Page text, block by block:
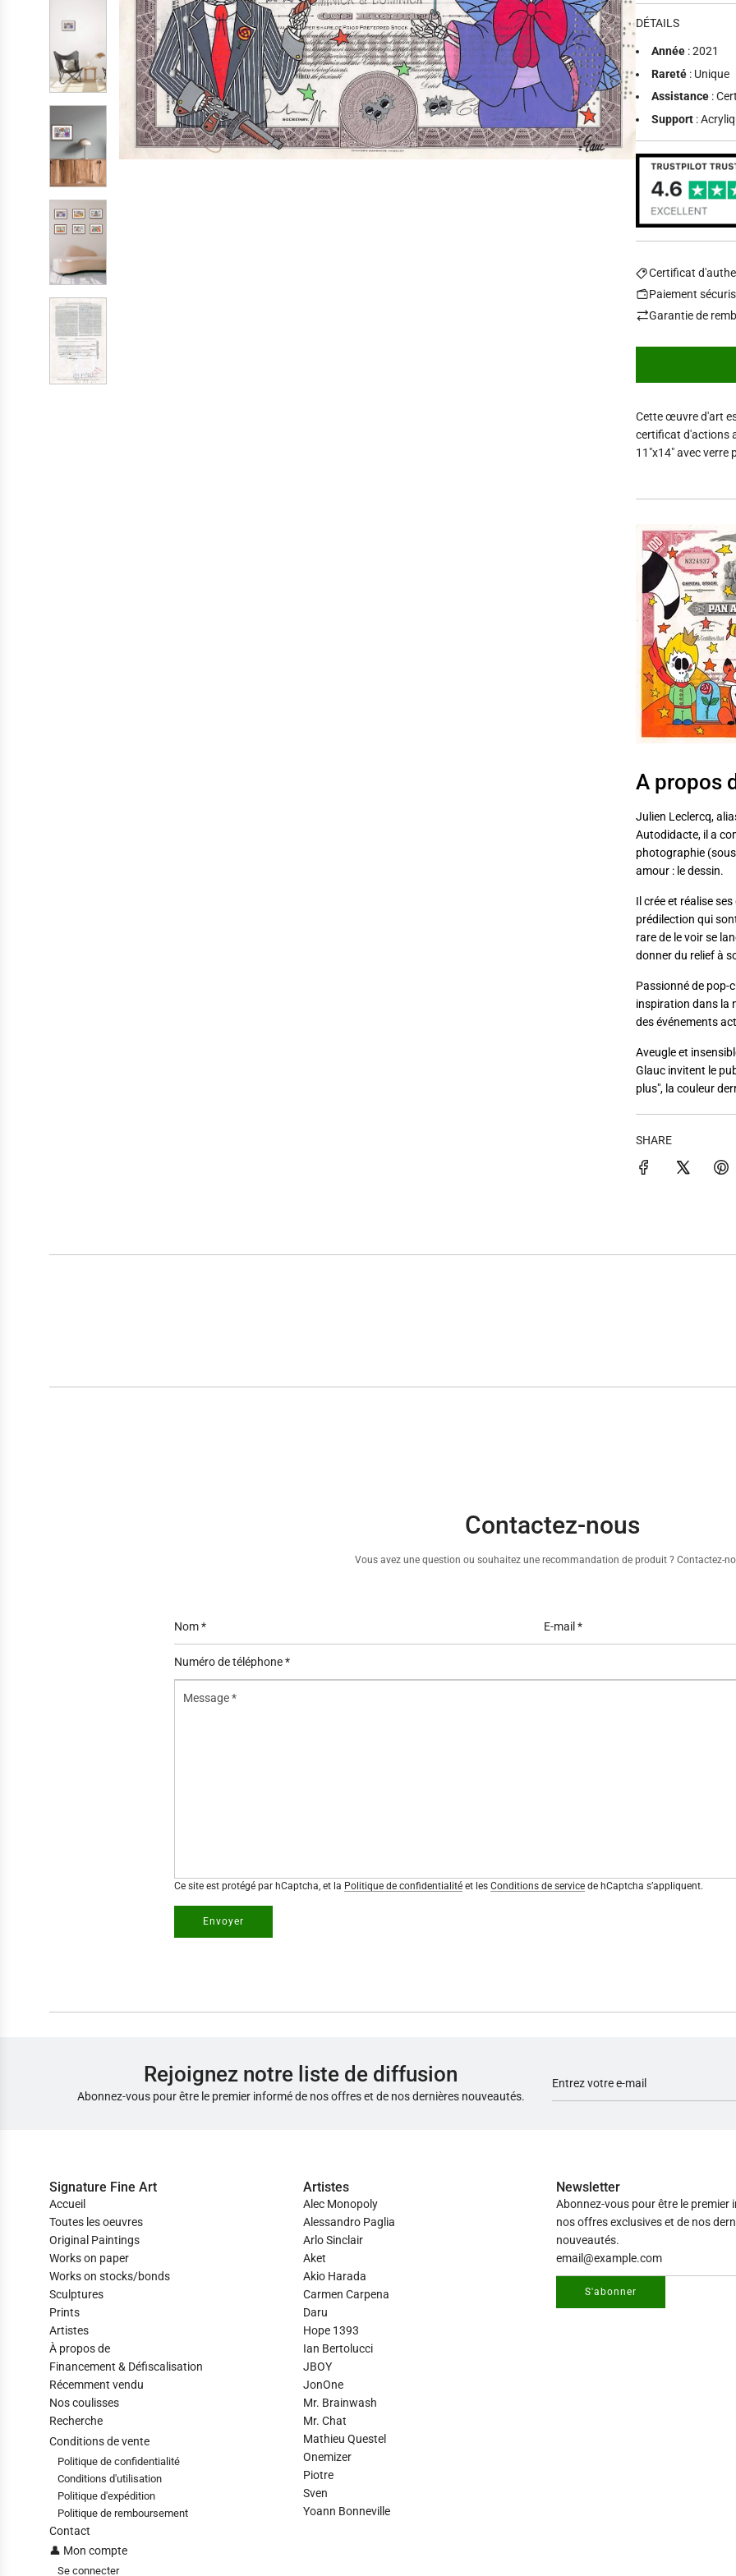
régulier
DÉTAILS
Année: 2021
Rareté: Unique
Assistance:
Support:
Certificat
Paiement
Garantie de
Cette œuvre d'art
certificat d'actions
11"x14" avec verre
A propos
Julien Leclercq,
Autodidacte, il a
photographie
amour : le dessin.
Il crée et réalise
prédilection qui
rare de le voir se
donner du relief à
Passionné de pop-
inspiration dans la
des événements
Aveugle et
Glauc invitent le
plus", la couleur
SHARE
Contactez-nous
Vous avez une question ou souhaitez une recommandation de produit ? Contactez-
Ce site est protégé par hCaptcha, et la Politique de confidentialité et les Conditions de service de hCaptcha s’appliquent.
Envoyer
Rejoignez notre liste de diffusion
Abonnez-vous pour être le premier informé de nos offres et de nos dernières nouveautés.
Signature Fine Art
Accueil
Toutes les oeuvres
Original Paintings
Works on paper
Works on stocks/bonds
Sculptures
Prints
Artistes
À propos de
Financement & Défiscalisation
Récemment vendu
Nos coulisses
Recherche
Conditions de vente
Politique de confidentialité
Conditions d'utilisation
Politique d'expédition
Politique de remboursement
Contact
👤 Mon compte
Se connecter
Artistes
Alec Monopoly
Alessandro Paglia
Arlo Sinclair
Aket
Akio Harada
Carmen Carpena
Daru
Hope 1393
Ian Bertolucci
JBOY
JonOne
Mr. Brainwash
Mr. Chat
Mathieu Questel
Onemizer
Piotre
Sven
Yoann Bonneville
Newsletter
Abonnez-vous pour être le premier
nos offres exclusives et de nos
nouveautés.
S'abonner